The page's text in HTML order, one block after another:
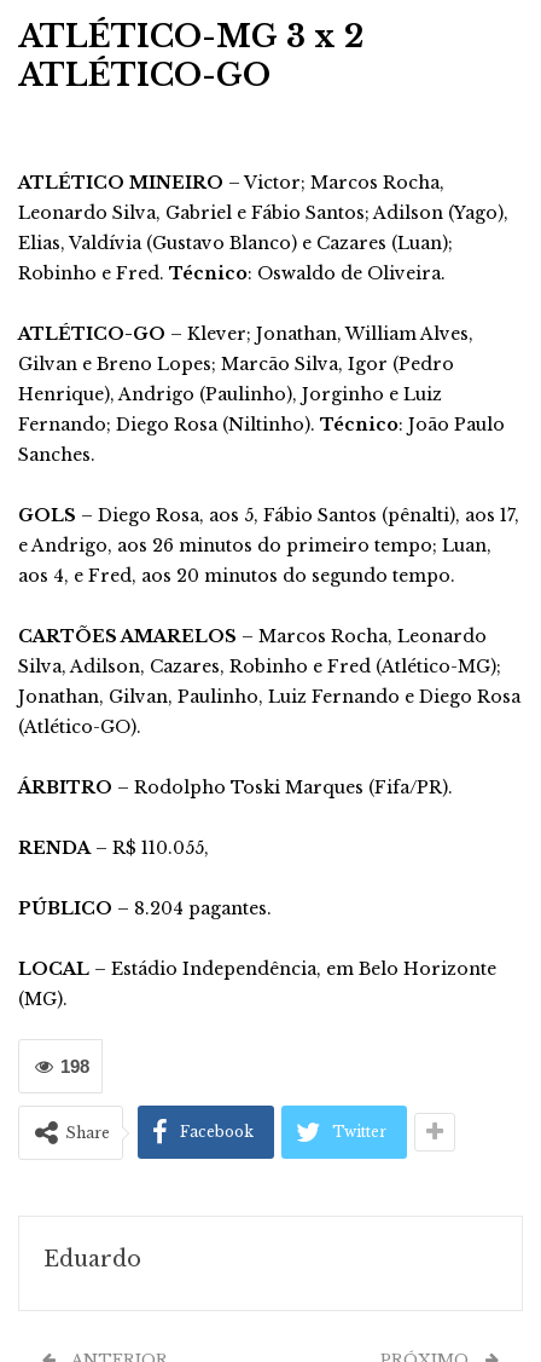
ATLÉTICO-MG 3 x 2
ATLÉTICO-GO
ATLÉTICO MINEIRO – Victor; Marcos Rocha,
Leonardo Silva, Gabriel e Fábio Santos; Adilson (Yago),
Elias, Valdívia (Gustavo Blanco) e Cazares (Luan);
Robinho e Fred. Técnico: Oswaldo de Oliveira.
ATLÉTICO-GO – Klever; Jonathan, William Alves,
Gilvan e Breno Lopes; Marcão Silva, Igor (Pedro
Henrique), Andrigo (Paulinho), Jorginho e Luiz
Fernando; Diego Rosa (Niltinho). Técnico: João Paulo
Sanches.
GOLS – Diego Rosa, aos 5, Fábio Santos (pênalti), aos 17,
e Andrigo, aos 26 minutos do primeiro tempo; Luan,
aos 4, e Fred, aos 20 minutos do segundo tempo.
CARTÕES AMARELOS – Marcos Rocha, Leonardo
Silva, Adilson, Cazares, Robinho e Fred (Atlético-MG);
Jonathan, Gilvan, Paulinho, Luiz Fernando e Diego Rosa
(Atlético-GO).
ÁRBITRO – Rodolpho Toski Marques (Fifa/PR).
RENDA– R$ 110.055,
PÚBLICO – 8.204 pagantes.
LOCAL – Estádio Independência, em Belo Horizonte
(MG).
198
Share Facebook Twitter
Eduardo